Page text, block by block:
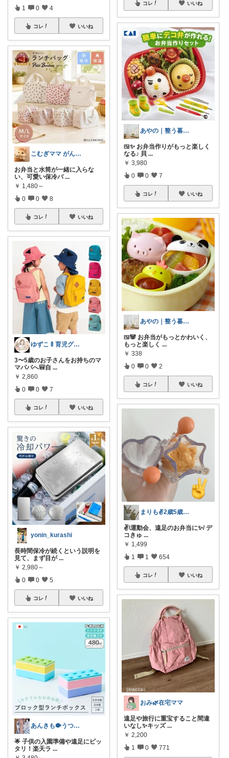
1 0 4
コレ いいね
こむぎママ がんばりすぎるママを救う
お弁当と水筒が一緒に入らな
い、可愛い保冷バ ...
￥ 1,480～
0 0 8
コレ いいね
ゆずこ🍼育児グッズROOM
3〜5歳のお子さんをお持ちのマ
マパパへ🎒自 ...
￥ 2,860
0 0 7
コレ いいね
yonin_kurashi
長時間保冷が続くという説明を
見て、まず目が ...
￥ 2,980～
0 0 5
コレ いいね
あんきも🐡うつわ好き/10日購入感謝
🌟 子供の入園準備や遠足にピッ
タリ！楽天ラ ...
コレ いいね
あやの｜整う暮らしROOM
🍱✨ お弁当作りがもっと楽しく
なる♪ 貝 ...
￥ 3,980
0 0 7
コレ いいね
あやの｜整う暮らしROOM
🍱🐼 お弁当がもっとかわいく、
もっと楽しく ...
￥ 338
0 0 2
コレ いいね
まりも✌️2歳5歳のママ☀️朝コレ☀️
✌️\運動会、遠足のお弁当に✨/ デ
コきゅ ...
￥ 1,499
1 1 654
コレ いいね
おみ🌿在宅ママ
遠足や旅行に重宝すること間違
いなし✨キッズ ...
￥ 2,200
1 0 771